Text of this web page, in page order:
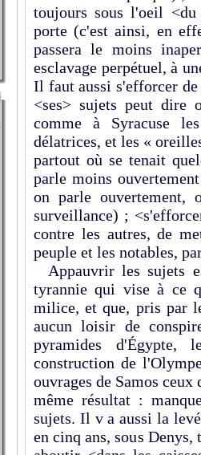
toujours sous l'oeil
porte (c'est ainsi, en
passera le moins
esclavage perpétuel, à
Il faut aussi s'efforcer de
<ses> sujets peut dire
comme à Syracuse
délatrices, et les «
partout où se tenait
parle moins
on parle ouvertement,
surveillance) ;
contre les autres, de
peuple et les notables,
Appauvrir les sujets
tyrannie qui vise à ce
milice, et que, pris par
aucun loisir de
pyramides d'Égypte,
construction de
ouvrages de Samos
même résultat :
sujets. Il v a aussi la
en cinq ans, sous